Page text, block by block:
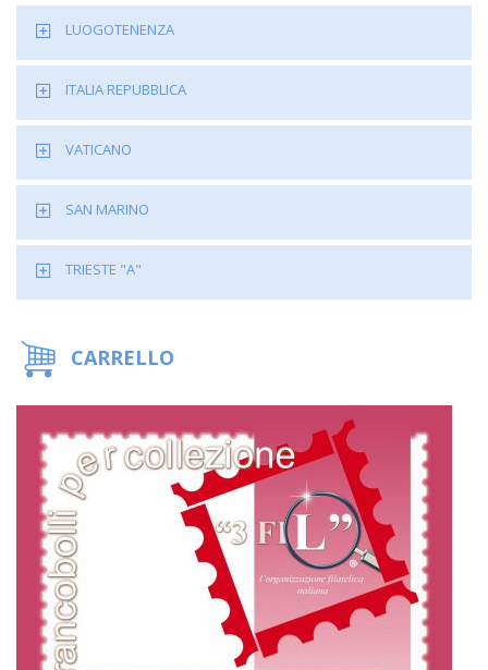
LUOGOTENENZA
ITALIA REPUBBLICA
VATICANO
SAN MARINO
TRIESTE "A"
CARRELLO